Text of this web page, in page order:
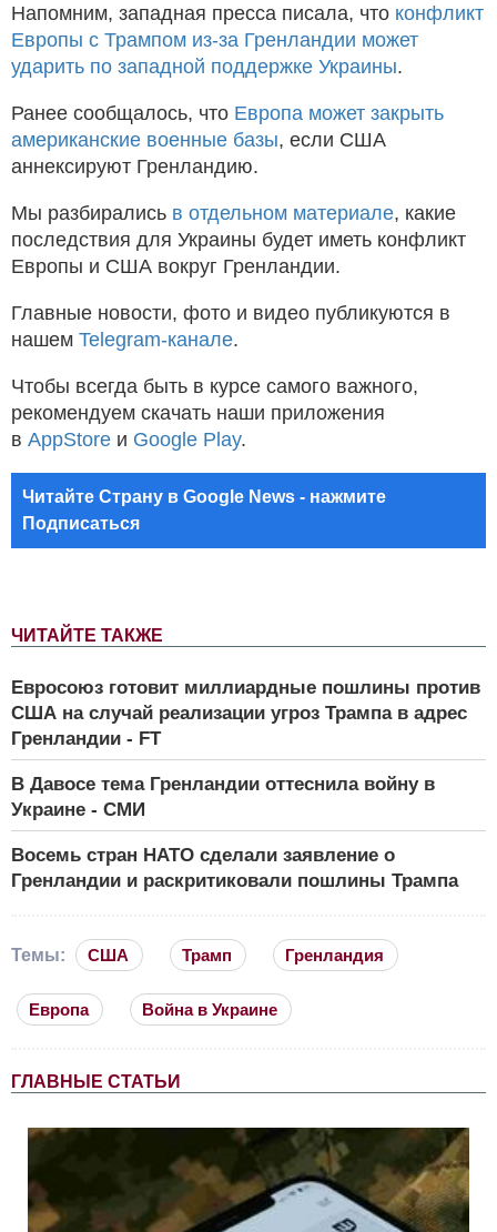
ЧИТАЙТЕ ТАКЖЕ
Евросоюз готовит миллиардные пошлины против
США на случай реализации угроз Трампа в адрес
Гренландии - FT
В Давосе тема Гренландии оттеснила войну в
Украине - СМИ
Восемь стран НАТО сделали заявление о
Гренландии и раскритиковали пошлины Трампа
Напомним, западная пресса писала, что конфликт
Европы с Трампом из-за Гренландии может
ударить по западной поддержке Украины.
Ранее сообщалось, что Европа может закрыть
американские военные базы, если США
аннексируют Гренландию.
Мы разбирались в отдельном материале, какие
последствия для Украины будет иметь конфликт
Европы и США вокруг Гренландии.
Главные новости, фото и видео публикуются в
нашем Telegram-канале.
Чтобы всегда быть в курсе самого важного,
рекомендуем скачать наши приложения
в AppStore и Google Play.
Читайте Страну в Google News - нажмите
Подписаться
Темы: США Трамп Гренландия
Европа Война в Украине
ГЛАВНЫЕ СТАТЬИ